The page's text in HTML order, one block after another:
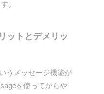
。
ットとデメリッ
うメッセージ機能が
を使ってからや